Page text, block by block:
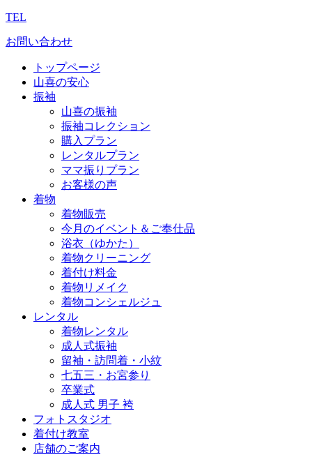
TEL
お問い合わせ
トップページ
山喜の安心
振袖
山喜の振袖
振袖コレクション
購入プラン
レンタルプラン
ママ振りプラン
お客様の声
着物
着物販売
今月のイベント＆ご奉仕品
浴衣（ゆかた）
着物クリーニング
着付け料金
着物リメイク
着物コンシェルジュ
レンタル
着物レンタル
成人式振袖
留袖・訪問着・小紋
七五三・お宮参り
卒業式
成人式 男子 袴
フォトスタジオ
着付け教室
店舗のご案内